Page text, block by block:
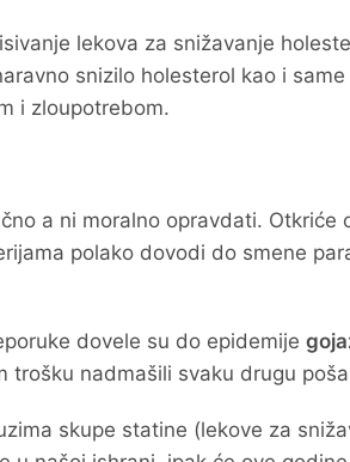
lekova za snižavanje
snizilo holesterol kao i
i zloupotrebom.
a ni moralno opravdati. Otkriće
polako dovodi do smene
dovele su do epidemije
trošku nadmašili svaku drugu
skupe statine (lekove za